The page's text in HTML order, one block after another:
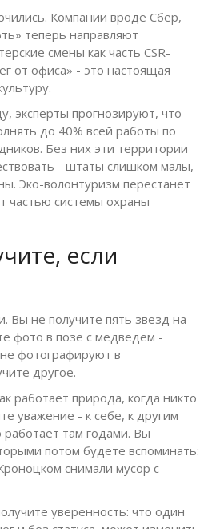
Компании вроде Сбер,
теперь направляют
смены как часть CSR-
от офиса» - это настоящая
эксперты прогнозируют, что
до 40% всей работы по
Без них эти территории
- штаты слишком малы,
Эко-волонтуризм перестанет
частью системы охраны
если
Вы не получите пять звезд на
фото в позе с медведем -
фотографируют в
другое.
работает природа, когда никто
уважение - к себе, к другим
работает там годами. Вы
потом будете вспоминать:
снимали мусор с
уверенность: что один